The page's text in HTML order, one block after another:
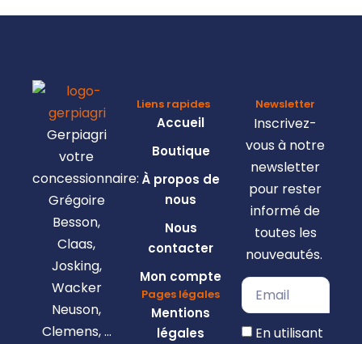
Gerpiagri
votre
concessionnaire:
Grégoire
Besson,
Claas,
Josking,
Wacker
Neuson,
Clemens, …
Liens rapides
Accueil
Boutique
À propos de
nous
Nous
contacter
Mon compte
Pages légales
Mentions
légales
Newsletter
Inscrivez-
vous à notre
newsletter
pour rester
informé de
toutes les
nouveautés.
En utilisant